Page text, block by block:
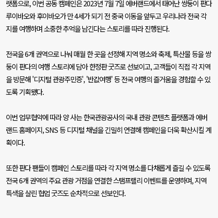
랫폼으로,이번 공동 캠페인은2023년7월7일 에버랜드에서 태어난 쌍둥이 판다
루이바오와 후이바오가 만4세가 되기 전 중국 이동을 앞두고 우리나라 전국 각
지를 여행하며 소중한 추억을 남긴다는 스토리를 따라 진행된다.
전국을6개 권역으로 나눠 매월 한 곳을 선정해 지역 명소와 축제,특산물 등을 쌍
둥이 판다의 여행 스토리에 담아 한정판 굿즈로 선보이고,고객들이 직접 각 지역
을 방문해'디지털 관광주민증', '반값여행'등 전국 여행의 즐거움을 경험할 수 있
도록 기획됐다.
이번 업무협약에 따라 양 사는 한국관광공사의 국내 관광 콘텐츠 플랫폼과 에버
랜드 홈페이지, SNS등 디지털 채널을 긴밀히 연결해 캠페인을 더욱 확산시킬 계
획이다.
또한 판다 팬들이 캠페인 스토리를 따라 각 지역 명소를 다채롭게 즐길 수 있도록
전국6개 권역의 주요 관광 거점을 연결한 스탬프랠리 이벤트를 운영하며,지역
특색을 살린 협업 굿즈도 순차적으로 선보인다.